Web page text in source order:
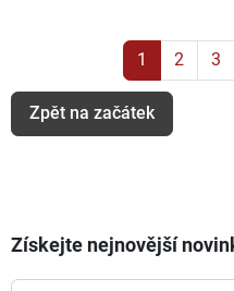
1 2 3
Zpět na začátek
Získejte nejnovější